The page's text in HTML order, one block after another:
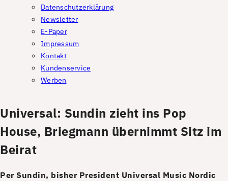
Datenschutzerklärung
Newsletter
E-Paper
Impressum
Kontakt
Kundenservice
Werben
Universal: Sundin zieht ins Pop
House, Briegmann übernimmt Sitz im
Beirat
Per Sundin, bisher President Universal Music Nordic